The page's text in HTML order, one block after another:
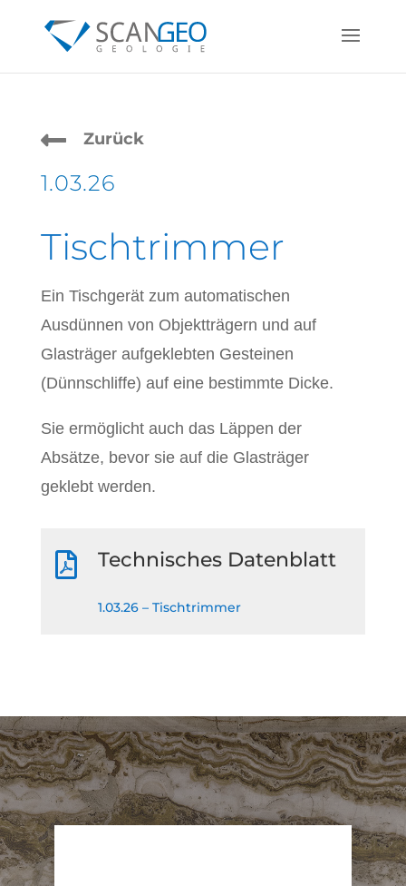
 Zurück
1.03.26
Tischtrimmer
Ein Tischgerät zum automatischen
Ausdünnen von Objektträgern und auf
Glasträger aufgeklebten Gesteinen
(Dünnschliffe) auf eine bestimmte Dicke.
Sie ermöglicht auch das Läppen der
Absätze, bevor sie auf die Glasträger
geklebt werden.
 Technisches Datenblatt
1.03.26 – Tischtrimmer